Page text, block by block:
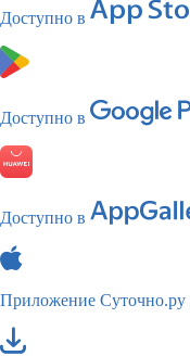
Доступно в
Доступно в
Доступно в
Приложение Суточно.ру